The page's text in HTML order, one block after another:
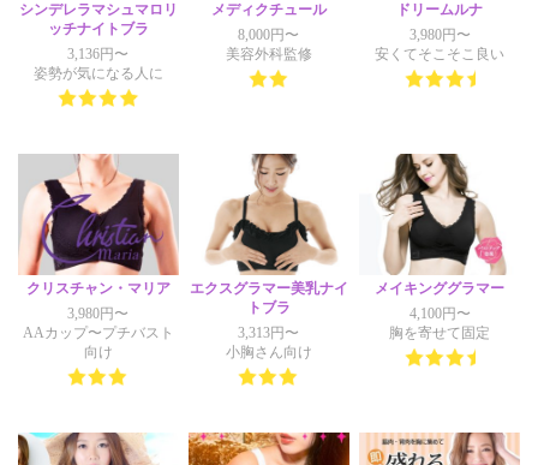
シンデレラマシュマロリ
ッチナイトブラ
3,136円〜
姿勢が気になる人に
メディクチュール
8,000円〜
美容外科監修
ドリームルナ
3,980円〜
安くてそこそこ良い
クリスチャン・マリア
3,980円〜
AAカップ〜プチバスト
向け
エクスグラマー美乳ナイ
トブラ
3,313円〜
小胸さん向け
メイキンググラマー
4,100円〜
胸を寄せて固定